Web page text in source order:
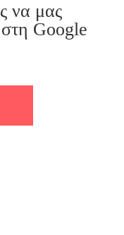
να μας
στη Google